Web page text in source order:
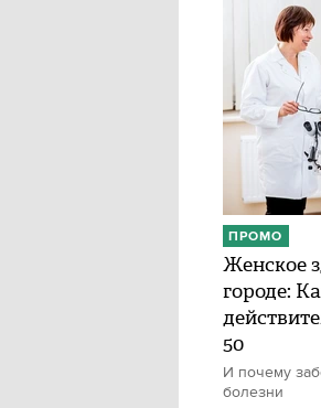
Женское
городе:
50
И почему
болезни
ПРОМО